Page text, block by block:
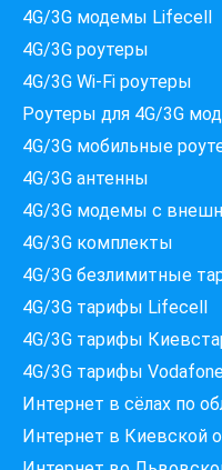
4G/3G модемы Lifecell
4G/3G роутеры
4G/3G Wi-Fi роутеры
Роутеры для 4G/3G
4G/3G мобильные
4G/3G антенны
4G/3G модемы c
4G/3G комплекты
4G/3G безлимитные
4G/3G тарифы Lifecell
4G/3G тарифы
4G/3G тарифы
Интернет в сёлах по
Интернет в Киевской
Якіза
Перевірте 375+
Введіть вашу адресу
Місто, вулиця та